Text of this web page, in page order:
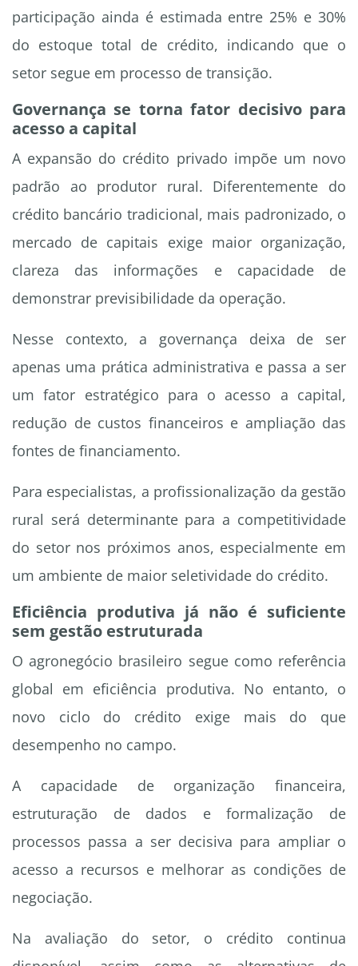
participação ainda é estimada entre 25% e 30%
do estoque total de crédito, indicando que o
setor segue em processo de transição.
Governança se torna fator decisivo para
acesso a capital
A expansão do crédito privado impõe um novo
padrão ao produtor rural. Diferentemente do
crédito bancário tradicional, mais padronizado, o
mercado de capitais exige maior organização,
clareza das informações e capacidade de
demonstrar previsibilidade da operação.
Nesse contexto, a governança deixa de ser
apenas uma prática administrativa e passa a ser
um fator estratégico para o acesso a capital,
redução de custos financeiros e ampliação das
fontes de financiamento.
Para especialistas, a profissionalização da gestão
rural será determinante para a competitividade
do setor nos próximos anos, especialmente em
um ambiente de maior seletividade do crédito.
Eficiência produtiva já não é suficiente
sem gestão estruturada
O agronegócio brasileiro segue como referência
global em eficiência produtiva. No entanto, o
novo ciclo do crédito exige mais do que
desempenho no campo.
A capacidade de organização financeira,
estruturação de dados e formalização de
processos passa a ser decisiva para ampliar o
acesso a recursos e melhorar as condições de
negociação.
Na avaliação do setor, o crédito continua